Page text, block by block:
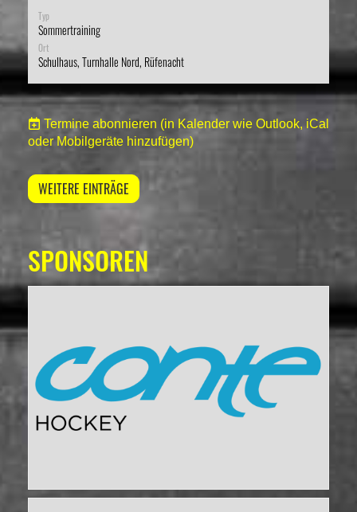
Typ
Sommertraining
Ort
Schulhaus, Turnhalle Nord, Rüfenacht
Termine abonnieren (in Kalender wie Outlook, iCal
oder Mobilgeräte hinzufügen)
WEITERE EINTRÄGE
SPONSOREN